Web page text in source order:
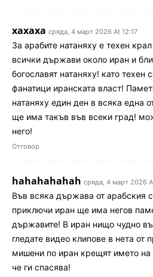
хахаха сряда, 4 март 2026 At 12:17
За арабите натаняху е техен
всички държави около иран и
богославят натаняху! като техен
фанатици иранската власт!
натаняху един ден в всяка една
ще има такъв във всеки град!
него!
Отговор
hahahahahah сряда, 4 март 2026
Във всяка държава от арабския
приключи иран ще има негов
държавите! В иран нищо чудно
гледате видео клипове в нета от
мишени по иран крещят името на
че ги спасява!